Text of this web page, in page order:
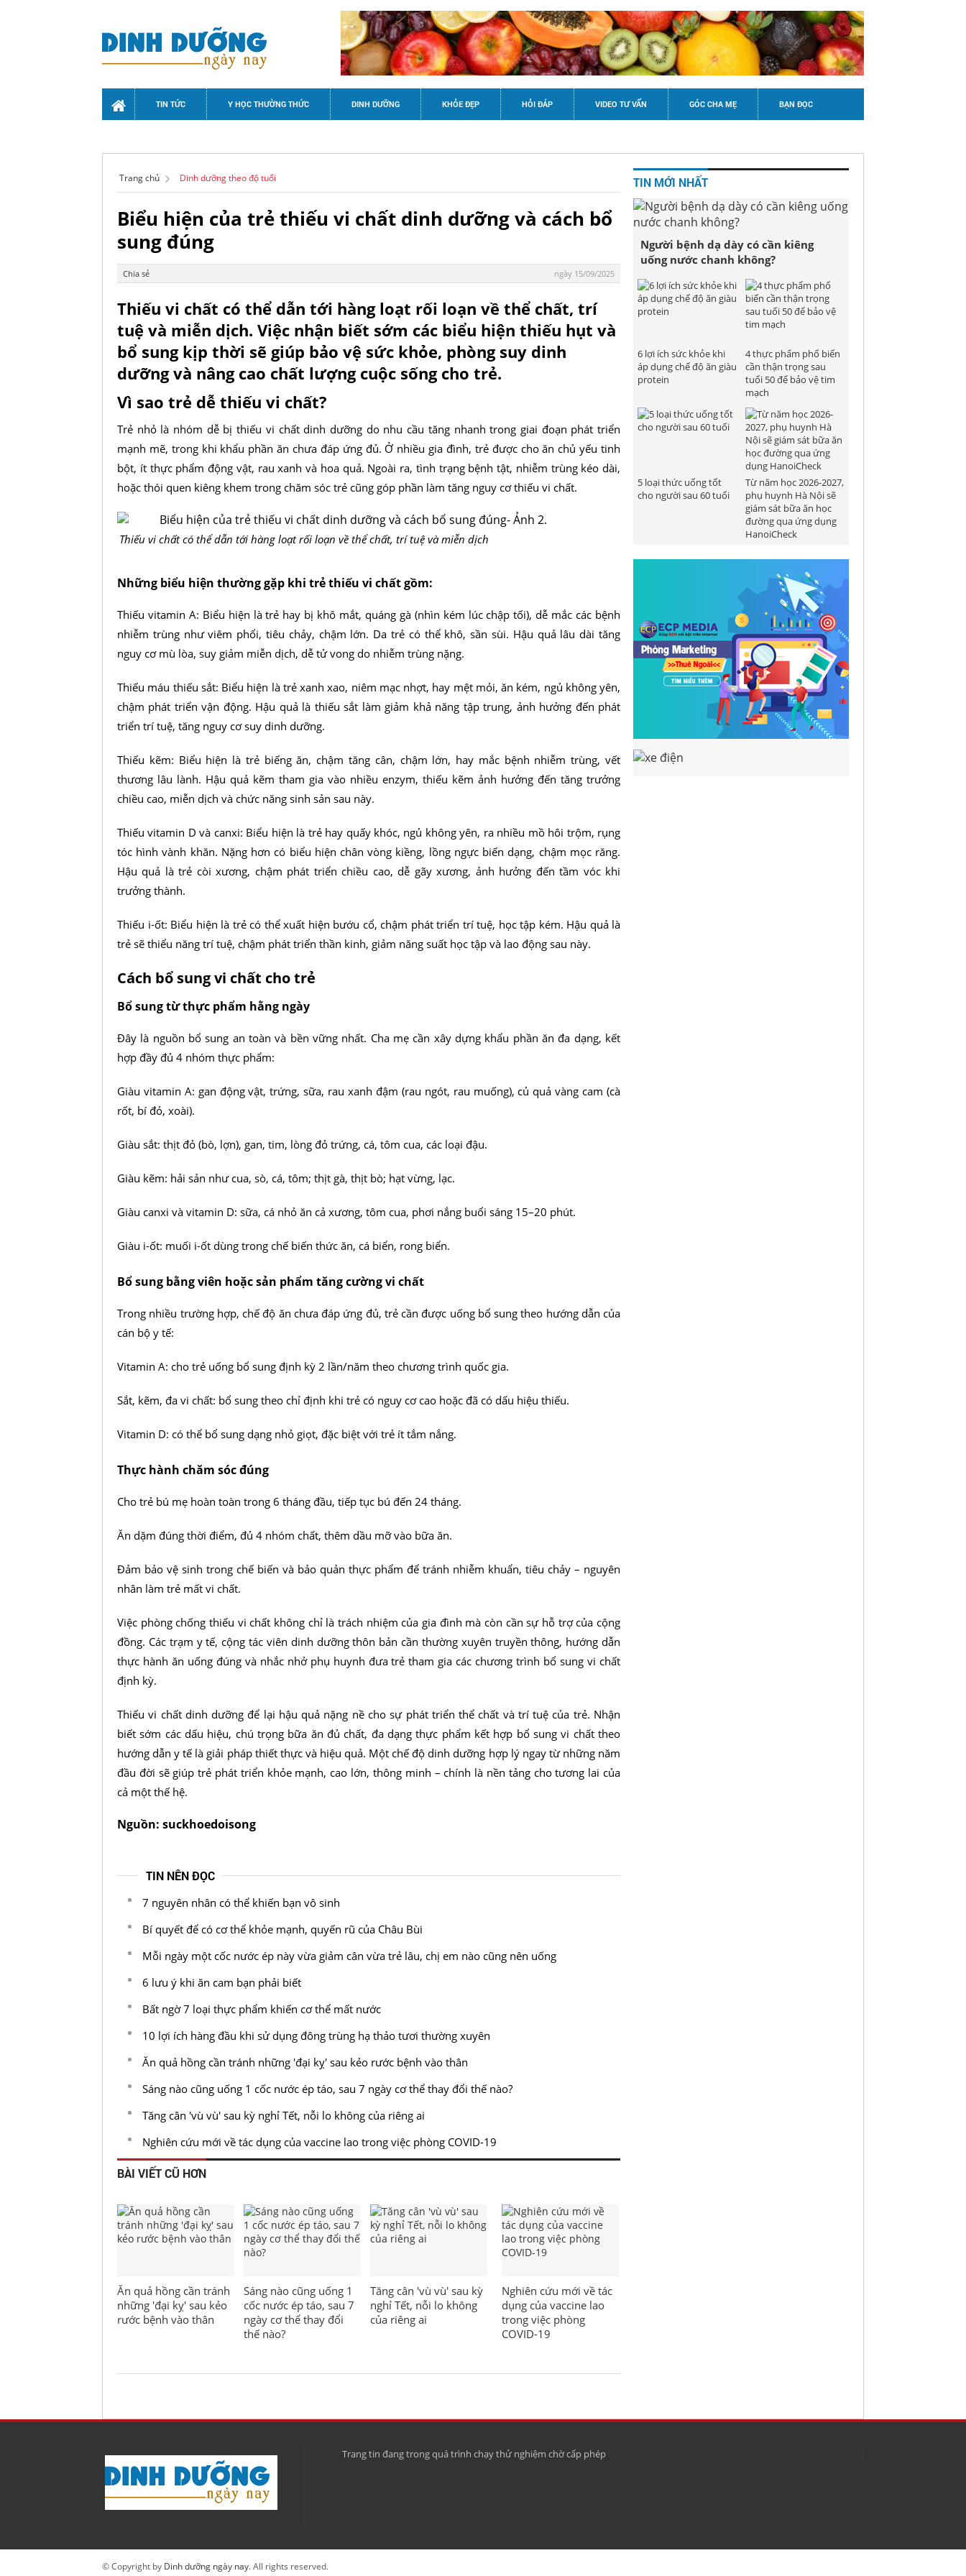
TIN TỨC Y HỌC THƯỜNG THỨC DINH DƯỠNG KHỎE ĐẸP HỎI ĐÁP VIDEO TƯ VẤN GÓC CHA MẸ BẠN ĐỌC
Trang chủ Dinh dưỡng theo độ tuổi
Biểu hiện của trẻ thiếu vi chất dinh dưỡng và cách bổ
sung đúng
Chia sẻ ngày 15/09/2025
Thiếu vi chất có thể dẫn tới hàng loạt rối loạn về thể chất, trí
tuệ và miễn dịch. Việc nhận biết sớm các biểu hiện thiếu hụt và
bổ sung kịp thời sẽ giúp bảo vệ sức khỏe, phòng suy dinh
dưỡng và nâng cao chất lượng cuộc sống cho trẻ.
Vì sao trẻ dễ thiếu vi chất?
Trẻ nhỏ là nhóm dễ bị thiếu vi chất dinh dưỡng do nhu cầu tăng nhanh trong giai đoạn phát triển
mạnh mẽ, trong khi khẩu phần ăn chưa đáp ứng đủ. Ở nhiều gia đình, trẻ được cho ăn chủ yếu tinh
bột, ít thực phẩm động vật, rau xanh và hoa quả. Ngoài ra, tình trạng bệnh tật, nhiễm trùng kéo dài,
hoặc thói quen kiêng khem trong chăm sóc trẻ cũng góp phần làm tăng nguy cơ thiếu vi chất.
Thiếu vi chất có thể dẫn tới hàng loạt rối loạn về thể chất, trí tuệ và miễn dịch
Những biểu hiện thường gặp khi trẻ thiếu vi chất gồm:
Thiếu vitamin A: Biểu hiện là trẻ hay bị khô mắt, quáng gà (nhìn kém lúc chập tối), dễ mắc các bệnh
nhiễm trùng như viêm phổi, tiêu chảy, chậm lớn. Da trẻ có thể khô, sần sùi. Hậu quả lâu dài tăng
nguy cơ mù lòa, suy giảm miễn dịch, dễ tử vong do nhiễm trùng nặng.
Thiếu máu thiếu sắt: Biểu hiện là trẻ xanh xao, niêm mạc nhợt, hay mệt mỏi, ăn kém, ngủ không yên,
chậm phát triển vận động. Hậu quả là thiếu sắt làm giảm khả năng tập trung, ảnh hưởng đến phát
triển trí tuệ, tăng nguy cơ suy dinh dưỡng.
Thiếu kẽm: Biểu hiện là trẻ biếng ăn, chậm tăng cân, chậm lớn, hay mắc bệnh nhiễm trùng, vết
thương lâu lành. Hậu quả kẽm tham gia vào nhiều enzym, thiếu kẽm ảnh hưởng đến tăng trưởng
chiều cao, miễn dịch và chức năng sinh sản sau này.
Thiếu vitamin D và canxi: Biểu hiện là trẻ hay quấy khóc, ngủ không yên, ra nhiều mồ hôi trộm, rụng
tóc hình vành khăn. Nặng hơn có biểu hiện chân vòng kiềng, lồng ngực biến dạng, chậm mọc răng.
Hậu quả là trẻ còi xương, chậm phát triển chiều cao, dễ gãy xương, ảnh hưởng đến tầm vóc khi
trưởng thành.
Thiếu i-ốt: Biểu hiện là trẻ có thể xuất hiện bướu cổ, chậm phát triển trí tuệ, học tập kém. Hậu quả là
trẻ sẽ thiểu năng trí tuệ, chậm phát triển thần kinh, giảm năng suất học tập và lao động sau này.
Cách bổ sung vi chất cho trẻ
Bổ sung từ thực phẩm hằng ngày
Đây là nguồn bổ sung an toàn và bền vững nhất. Cha mẹ cần xây dựng khẩu phần ăn đa dạng, kết
hợp đầy đủ 4 nhóm thực phẩm:
Giàu vitamin A: gan động vật, trứng, sữa, rau xanh đậm (rau ngót, rau muống), củ quả vàng cam (cà
rốt, bí đỏ, xoài).
Giàu sắt: thịt đỏ (bò, lợn), gan, tim, lòng đỏ trứng, cá, tôm cua, các loại đậu.
Giàu kẽm: hải sản như cua, sò, cá, tôm; thịt gà, thịt bò; hạt vừng, lạc.
Giàu canxi và vitamin D: sữa, cá nhỏ ăn cả xương, tôm cua, phơi nắng buổi sáng 15–20 phút.
Giàu i-ốt: muối i-ốt dùng trong chế biến thức ăn, cá biển, rong biển.
Bổ sung bằng viên hoặc sản phẩm tăng cường vi chất
Trong nhiều trường hợp, chế độ ăn chưa đáp ứng đủ, trẻ cần được uống bổ sung theo hướng dẫn của
cán bộ y tế:
Vitamin A: cho trẻ uống bổ sung định kỳ 2 lần/năm theo chương trình quốc gia.
Sắt, kẽm, đa vi chất: bổ sung theo chỉ định khi trẻ có nguy cơ cao hoặc đã có dấu hiệu thiếu.
Vitamin D: có thể bổ sung dạng nhỏ giọt, đặc biệt với trẻ ít tắm nắng.
Thực hành chăm sóc đúng
Cho trẻ bú mẹ hoàn toàn trong 6 tháng đầu, tiếp tục bú đến 24 tháng.
Ăn dặm đúng thời điểm, đủ 4 nhóm chất, thêm dầu mỡ vào bữa ăn.
Đảm bảo vệ sinh trong chế biến và bảo quản thực phẩm để tránh nhiễm khuẩn, tiêu chảy – nguyên
nhân làm trẻ mất vi chất.
Việc phòng chống thiếu vi chất không chỉ là trách nhiệm của gia đình mà còn cần sự hỗ trợ của cộng
đồng. Các trạm y tế, cộng tác viên dinh dưỡng thôn bản cần thường xuyên truyền thông, hướng dẫn
thực hành ăn uống đúng và nhắc nhở phụ huynh đưa trẻ tham gia các chương trình bổ sung vi chất
định kỳ.
Thiếu vi chất dinh dưỡng để lại hậu quả nặng nề cho sự phát triển thể chất và trí tuệ của trẻ. Nhận
biết sớm các dấu hiệu, chú trọng bữa ăn đủ chất, đa dạng thực phẩm kết hợp bổ sung vi chất theo
hướng dẫn y tế là giải pháp thiết thực và hiệu quả. Một chế độ dinh dưỡng hợp lý ngay từ những năm
đầu đời sẽ giúp trẻ phát triển khỏe mạnh, cao lớn, thông minh – chính là nền tảng cho tương lai của
cả một thế hệ.
Nguồn: suckhoedoisong
TIN NÊN ĐỌC
7 nguyên nhân có thể khiến bạn vô sinh
Bí quyết để có cơ thể khỏe mạnh, quyến rũ của Châu Bùi
Mỗi ngày một cốc nước ép này vừa giảm cân vừa trẻ lâu, chị em nào cũng nên uống
6 lưu ý khi ăn cam bạn phải biết
Bất ngờ 7 loại thực phẩm khiến cơ thể mất nước
10 lợi ích hàng đầu khi sử dụng đông trùng hạ thảo tươi thường xuyên
Ăn quả hồng cần tránh những 'đại kỵ' sau kẻo rước bệnh vào thân
Sáng nào cũng uống 1 cốc nước ép táo, sau 7 ngày cơ thể thay đổi thế nào?
Tăng cân 'vù vù' sau kỳ nghỉ Tết, nỗi lo không của riêng ai
Nghiên cứu mới về tác dụng của vaccine lao trong việc phòng COVID-19
BÀI VIẾT CŨ HƠN
Ăn quả hồng cần tránh
những 'đại kỵ' sau kẻo
rước bệnh vào thân
Sáng nào cũng uống 1
cốc nước ép táo, sau 7
ngày cơ thể thay đổi
thế nào?
Tăng cân 'vù vù' sau kỳ
nghỉ Tết, nỗi lo không
của riêng ai
Nghiên cứu mới về tác
dụng của vaccine lao
trong việc phòng
COVID-19
TIN MỚI NHẤT
Người bệnh dạ dày có cần kiêng
uống nước chanh không?
6 lợi ích sức khỏe khi
áp dụng chế độ ăn giàu
protein
4 thực phẩm phổ biến
cần thận trọng sau
tuổi 50 để bảo vệ tim
mạch
5 loại thức uống tốt
cho người sau 60 tuổi
Từ năm học 2026-2027,
phụ huynh Hà Nội sẽ
giám sát bữa ăn học
đường qua ứng dụng
HanoiCheck
Trang tin đang trong quá trình chạy thử nghiệm chờ cấp phép
© Copyright by Dinh dưỡng ngày nay. All rights reserved.